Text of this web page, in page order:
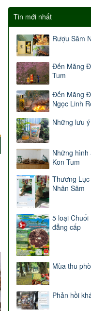
Tin mới nhất
Rượu Sâm
Đến Măng
Tum
Đến Măng
Ngọc Linh
Những lưu
Những hình
Kon Tum
Thương
Nhân Sâm
5 loại
đẳng cấp
Mùa thu
Phản hồi